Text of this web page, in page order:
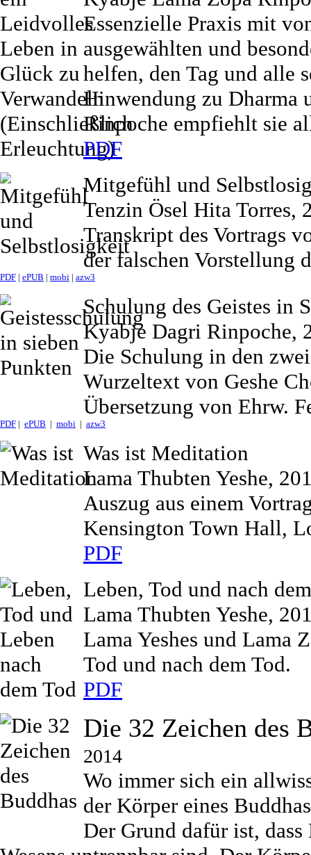
Essenzielle Praxis mit
ausgewählten und
helfen, den Tag und alle
Hinwendung zu Dharma
Rinpoche empfiehlt sie
PDF
Mitgefühl und
Tenzin Ösel Hita Torres,
Transkript des Vortrags
der falschen Vorstellung
PDF ePUB mobi azw3
Schulung des Geistes in
Kyabje Dagri Rinpoche,
Die Schulung in den
Wurzeltext von Geshe
Übersetzung von Ehrw.
PDF ePUB mobi azw3
Was ist Meditation
Lama Thubten Yeshe,
Auszug aus einem
Kensington Town Hall,
PDF
Leben, Tod und nach
Lama Thubten Yeshe,
Lama Yeshes und Lama
Tod und nach dem Tod.
PDF
Die 32 Zeichen des
2014
Wo immer sich ein
der Körper eines
Der Grund dafür ist,